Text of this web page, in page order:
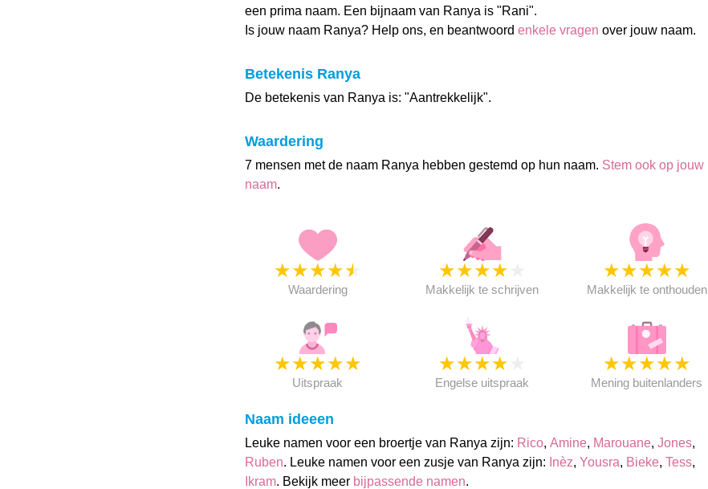
een prima naam. Een bijnaam van Ranya is "Rani".
Is jouw naam Ranya? Help ons, en beantwoord enkele vragen over jouw naam.
Betekenis Ranya
De betekenis van Ranya is: "Aantrekkelijk".
Waardering
7 mensen met de naam Ranya hebben gestemd op hun naam. Stem ook op jouw
naam.
★★★★★
Waardering
★★★★
Makkelijk te schrijven
★★★★★
Makkelijk te onthouden
★★★★★
Uitspraak
★★★★
Engelse uitspraak
★★★★★
Mening buitenlanders
Naam ideeen
Leuke namen voor een broertje van Ranya zijn: Rico, Amine, Marouane, Jones,
Ruben. Leuke namen voor een zusje van Ranya zijn: Inèz, Yousra, Bieke, Tess,
Ikram. Bekijk meer bijpassende namen.